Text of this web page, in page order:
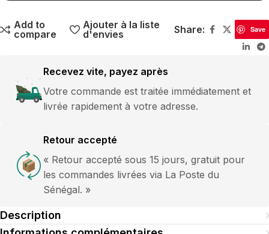
Add to
compare
Ajouter à la liste
d'envies
Share: Save
Recevez vite, payez après
Votre commande est traitée immédiatement et
livrée rapidement à votre adresse.
Retour accepté
« Retour accepté sous 15 jours, gratuit pour
les commandes livrées via La Poste du
Sénégal. »
Description